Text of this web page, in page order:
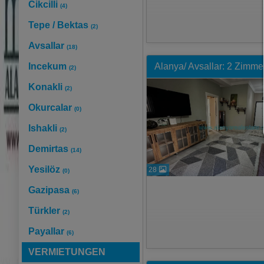
Cikcilli (4)
Tepe / Bektas (2)
Avsallar (18)
Incekum (2)
Konakli (2)
Okurcalar (0)
Ishakli (2)
Demirtas (14)
Yesilöz (0)
Gazipasa (6)
Türkler (2)
Payallar (6)
VERMIETUNGEN
Alanya/ Avsallar: 2
28